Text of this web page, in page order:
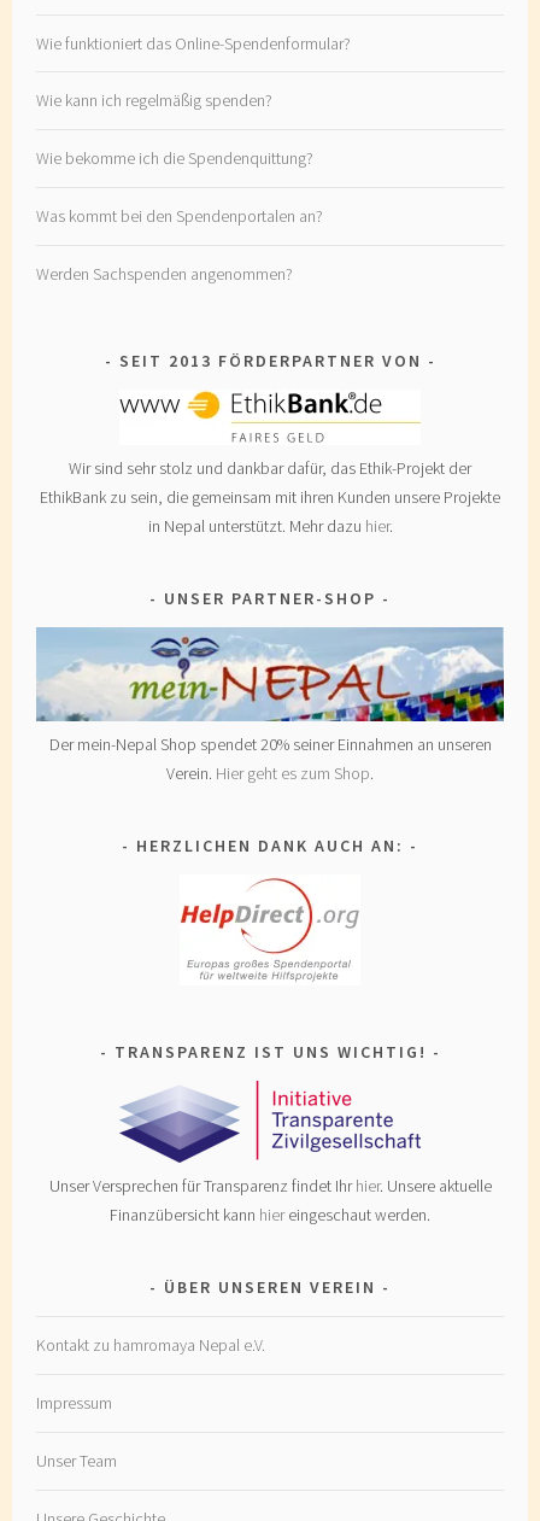
Wie funktioniert das Online-Spendenformular?
Wie kann ich regelmäßig spenden?
Wie bekomme ich die Spendenquittung?
Was kommt bei den Spendenportalen an?
Werden Sachspenden angenommen?
SEIT 2013 FÖRDERPARTNER VON
Wir sind sehr stolz und dankbar dafür, das Ethik-Projekt der
EthikBank zu sein, die gemeinsam mit ihren Kunden unsere Projekte
in Nepal unterstützt. Mehr dazu hier.
UNSER PARTNER-SHOP
Der mein-Nepal Shop spendet 20% seiner Einnahmen an unseren
Verein. Hier geht es zum Shop.
HERZLICHEN DANK AUCH AN:
TRANSPARENZ IST UNS WICHTIG!
Unser Versprechen für Transparenz findet Ihrhier. Unsere aktuelle
Finanzübersicht kann hiereingeschaut werden.
ÜBER UNSEREN VEREIN
Kontakt zu hamromaya Nepal e.V.
Impressum
Unser Team